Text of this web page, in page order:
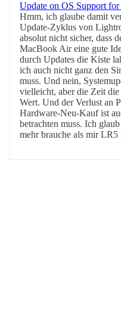
Update on OS Support
Hmm, ich glaube damit
Update-Zyklus von
absolut nicht sicher, dass
MacBook Air eine gute
durch Updates die Kiste
ich auch nicht ganz den
muss. Und nein,
vielleicht, aber die Zeit die
Wert. Und der Verlust an
Hardware-Neu-Kauf ist
betrachten muss. Ich
mehr brauche als mir